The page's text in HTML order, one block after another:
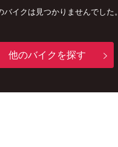
バイクは見つかりませんでした。
他のバイクを探す